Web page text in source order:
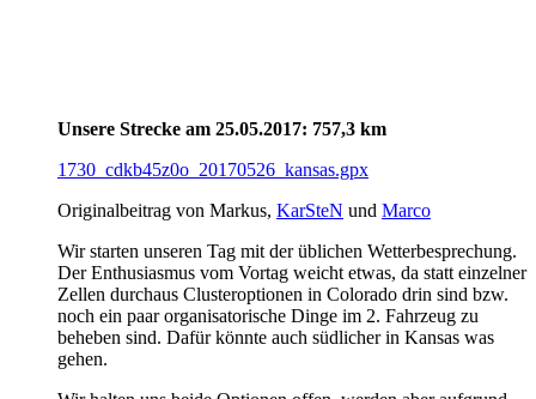
Unsere Strecke am 25.05.2017: 757,3 km
1730_cdkb45z0o_20170526_kansas.gpx
Originalbeitrag von Markus, KarSteN und Marco
Wir starten unseren Tag mit der üblichen Wetterbesprechung.
Der Enthusiasmus vom Vortag weicht etwas, da statt einzelner
Zellen durchaus Clusteroptionen in Colorado drin sind bzw.
noch ein paar organisatorische Dinge im 2. Fahrzeug zu
beheben sind. Dafür könnte auch südlicher in Kansas was
gehen.